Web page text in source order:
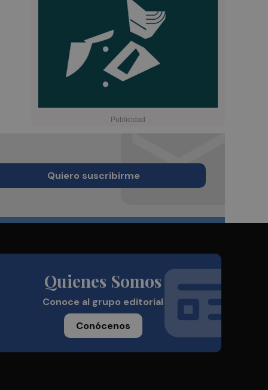
Quiero suscribirme
Quienes Somos
Conoce al grupo editorial
Conócenos